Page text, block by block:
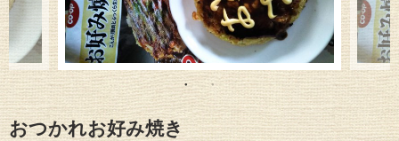
おつかれお好み焼き